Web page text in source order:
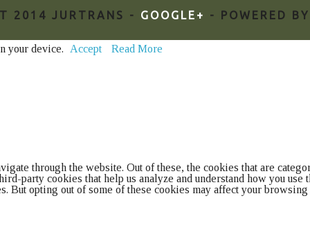
2014 JURTRANS - GOOGLE+ - POWERED BY
your device. Accept Read More
through the website. Out of these, the cookies that are
party cookies that help us analyze and understand how you
But opting out of some of these cookies may affect your